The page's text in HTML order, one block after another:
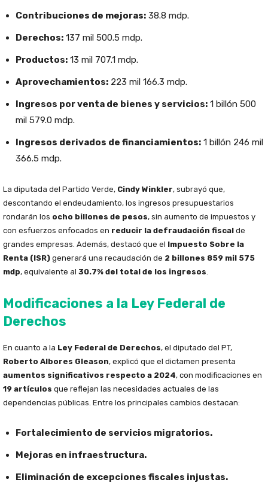
Contribuciones de mejoras: 38.8 mdp.
Derechos: 137 mil 500.5 mdp.
Productos: 13 mil 707.1 mdp.
Aprovechamientos: 223 mil 166.3 mdp.
Ingresos por venta de bienes y servicios: 1 billón 500
mil 579.0 mdp.
Ingresos derivados de financiamientos: 1 billón 246 mil
366.5 mdp.
La diputada del Partido Verde, Cindy Winkler, subrayó que,
descontando el endeudamiento, los ingresos presupuestarios
rondarán los ocho billones de pesos, sin aumento de impuestos y
con esfuerzos enfocados en reducir la defraudación fiscal de
grandes empresas. Además, destacó que el Impuesto Sobre la
Renta (ISR) generará una recaudación de 2 billones 859 mil 575
mdp, equivalente al 30.7% del total de los ingresos.
Modificaciones a la Ley Federal de
Derechos
En cuanto a la Ley Federal de Derechos, el diputado del PT,
Roberto Albores Gleason, explicó que el dictamen presenta
aumentos significativos respecto a 2024, con modificaciones en
19 artículos que reflejan las necesidades actuales de las
dependencias públicas. Entre los principales cambios destacan:
Fortalecimiento de servicios migratorios.
Mejoras en infraestructura.
Eliminación de excepciones fiscales injustas.